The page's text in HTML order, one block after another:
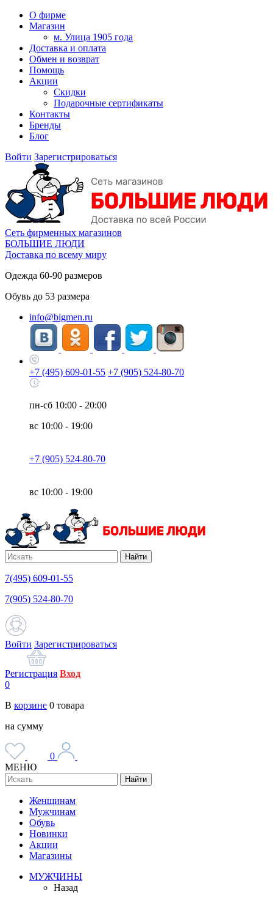
О фирме
Магазин
м. Улица 1905 года
Доставка и оплата
Обмен и возврат
Помощь
Акции
Скидки
Подарочные сертификаты
Контакты
Бренды
Блог
Войти Зарегистрироваться
Сеть фирменных магазинов
БОЛЬШИЕ ЛЮДИ
Доставка по всему миру
Одежда 60-90 размеров
Обувь до 53 размера
info@bigmen.ru
+7 (495) 609-01-55 +7 (905) 524-80-70
пн-сб 10:00 - 20:00
вс 10:00 - 19:00
+7 (905) 524-80-70
вс 10:00 - 19:00
Найти
7(495) 609-01-55
7(905) 524-80-70
Войти Зарегистрироваться
Регистрация Вход
0
В корзине 0 товара
на сумму
0
МЕНЮ
Найти
Женщинам
Мужчинам
Обувь
Новинки
Акции
Магазины
МУЖЧИНЫ
Назад